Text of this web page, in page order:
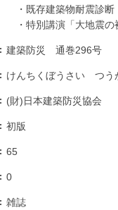
・既存建築物耐震診断
・特別講演「大地震
建築防災 通巻296号
けんちくぼうさい つう
(財)日本建築防災協会
初版
65
0
雑誌